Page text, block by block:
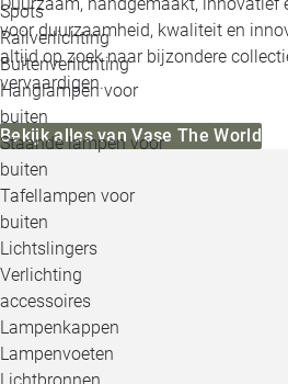
Spots
Railverlichting
Buitenverlichting
Hanglampen voor
buiten
Staande lampen voor
buiten
Tafellampen voor
buiten
Lichtslingers
Verlichting
accessoires
Lampenkappen
Lampenvoeten
Duurzaam, handgemaakt, innovatief
voor duurzaamheid, kwaliteit en
altijd op zoek naar bijzondere
vervaardigen.
Bekijk alles van Vase The World